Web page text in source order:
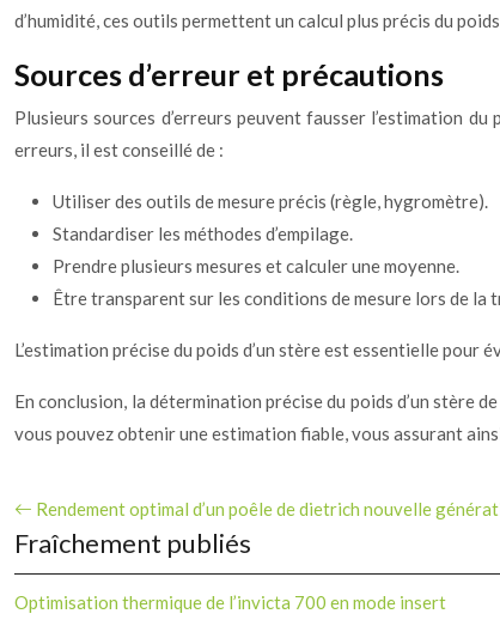
d’humidité, ces outils permettent un calcul plus précis du
Sources d’erreur et précautions
Plusieurs sources d’erreurs peuvent fausser l’estimation
erreurs, il est conseillé de :
Utiliser des outils de mesure précis (règle, hygromètre).
Standardiser les méthodes d’empilage.
Prendre plusieurs mesures et calculer une moyenne.
Être transparent sur les conditions de mesure lors de la
L’estimation précise du poids d’un stère est essentielle
En conclusion, la détermination précise du poids d’un
vous pouvez obtenir une estimation fiable, vous assurant
Rendement optimal d’un poêle de dietrich nouvelle
Fraîchement publiés
Optimisation thermique de l’invicta 700 en mode insert